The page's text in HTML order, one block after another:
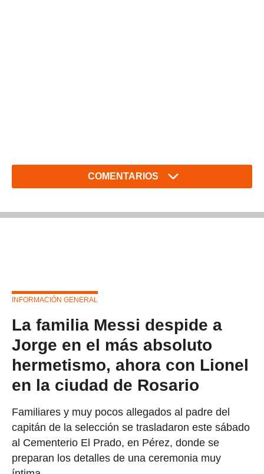
COMENTARIOS